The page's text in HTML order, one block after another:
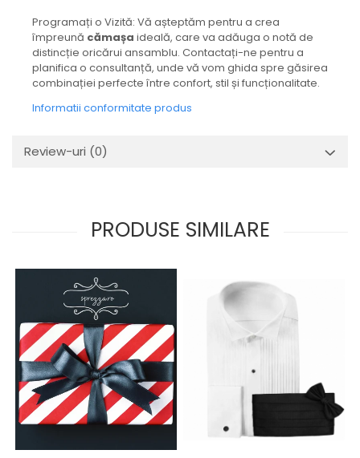
Programați o Vizită: Vă așteptăm pentru a crea
împreună cămașa ideală, care va adăuga o notă de
distincție oricărui ansamblu. Contactați-ne pentru a
planifica o consultanță, unde vă vom ghida spre găsirea
combinației perfecte între confort, stil și funcționalitate.
Informatii conformitate produs
Review-uri (0)
PRODUSE SIMILARE